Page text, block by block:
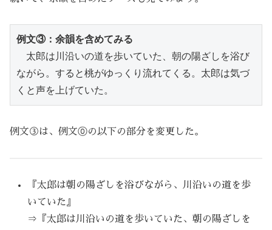
例文③：余韻を含めてみる
太郎は川沿いの道を歩いていた、朝の陽ざしを浴び
ながら。すると桃がゆっくり流れてくる。太郎は気づ
くと声を上げていた。
例文③は、例文⓪の以下の部分を変更した。
『太郎は朝の陽ざしを浴びながら、川沿いの道を歩
いていた』
⇒『太郎は川沿いの道を歩いていた、朝の陽ざしを